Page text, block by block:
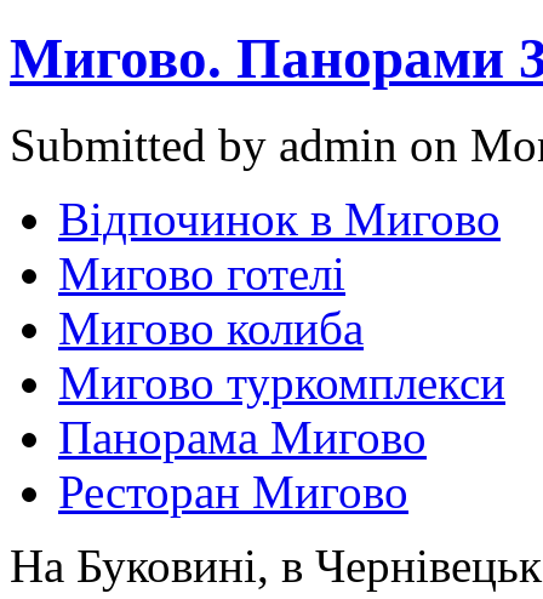
Мигово. Панорами
Submitted by admin on
Відпочинок в Мигово
Мигово готелі
Мигово колиба
Мигово туркомплекси
Панорама Мигово
Ресторан Мигово
На Буковині, в